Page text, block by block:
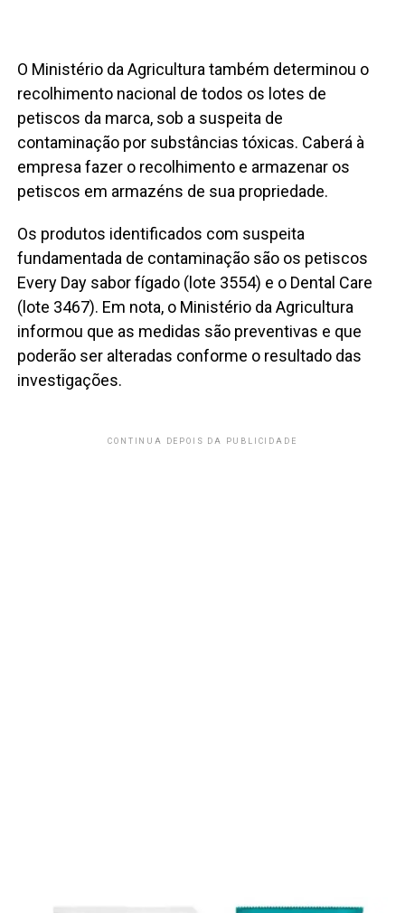
O Ministério da Agricultura também determinou o
recolhimento nacional de todos os lotes de
petiscos da marca, sob a suspeita de
contaminação por substâncias tóxicas. Caberá à
empresa fazer o recolhimento e armazenar os
petiscos em armazéns de sua propriedade.
Os produtos identificados com suspeita
fundamentada de contaminação são os petiscos
Every Day sabor fígado (lote 3554) e o Dental Care
(lote 3467). Em nota, o Ministério da Agricultura
informou que as medidas são preventivas e que
poderão ser alteradas conforme o resultado das
investigações.
CONTINUA DEPOIS DA PUBLICIDADE